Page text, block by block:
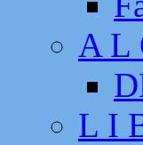
A L
L I